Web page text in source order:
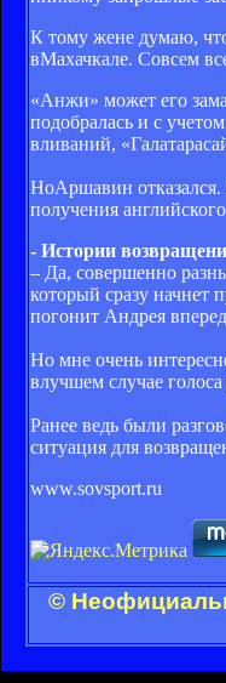
К тому жене думаю,
вМахачкале. Совсем
«Анжи» может его
подобралась и с
вливаний,
НоАршавин отказался.
получения
- Истории
– Да, совершенно
который сразу начнет
погонит Андрея
Но мне очень
влучшем случае
Ранее ведь были
ситуация для
www.sovsport.ru
©